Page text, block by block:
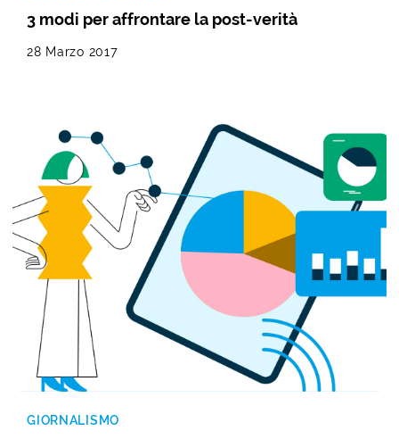
3 modi per affrontare la post-verità
28 Marzo 2017
GIORNALISMO